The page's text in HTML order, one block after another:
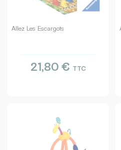
Allez Les Escargots
21,80 € TTC